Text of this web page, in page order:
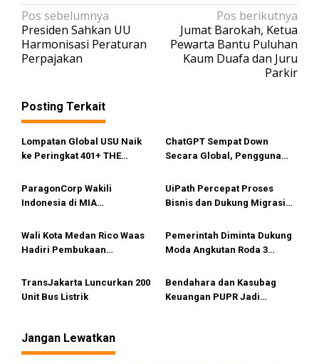
N
a
v
g
a
s
i
o
Pos sebelumnya
Presiden Sahkan UU
Harmonisasi Peraturan
Perpajakan
Pos berikutnya
Jumat Barokah, Ketua
Pewarta Bantu Puluhan
Kaum Duafa dan Juru
Parkir
Posting Terkait
Lompatan Global USU Naik
ke Peringkat 401+ THE
ChatGPT Sempat Down
Secara Global, Pengguna
ParagonCorp Wakili
Indonesia di MIA
Conference 2025
UiPath Percepat Proses
Bisnis dan Dukung Migrasi
Wali Kota Medan Rico Waas
Hadiri Pembukaan
Bukittinggi
Pemerintah Diminta Dukung
Moda Angkutan Roda 3
TransJakarta Luncurkan 200
Unit Bus Listrik
Bendahara dan Kasubag
Keuangan PUPR Jadi
Jangan Lewatkan